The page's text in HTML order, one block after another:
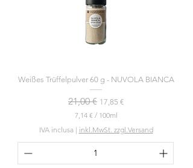
Weißes Trüffelpulver 60 g - NUVOLA BIANCA
Prezzo regolare
21,00 € Prezzo scontato
17,85 €
7,14 € / 100ml
,
1
4
IVA inclusa| inkl.MwSt. zzgl.Versand